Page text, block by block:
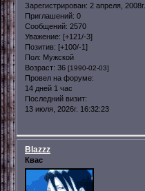
Зарегистрирован: 2 апреля, 2008г.
Приглашений: 0
Сообщений: 2570
Уважение: [+121/-3]
Позитив: [+100/-1]
Пол: Мужской
Возраст: 36 [1990-02-03]
Провел на форуме:
14 дней 1 час
Последний визит:
13 июля, 2026г. 16:32:23
Blazzz
Квас